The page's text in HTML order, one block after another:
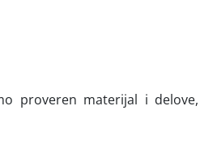
proveren materijal i